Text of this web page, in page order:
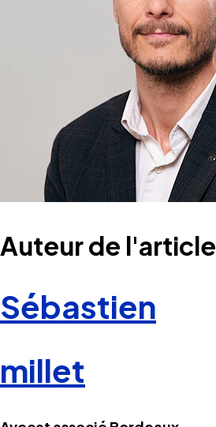
Auteur de l'article
Sébastien
millet